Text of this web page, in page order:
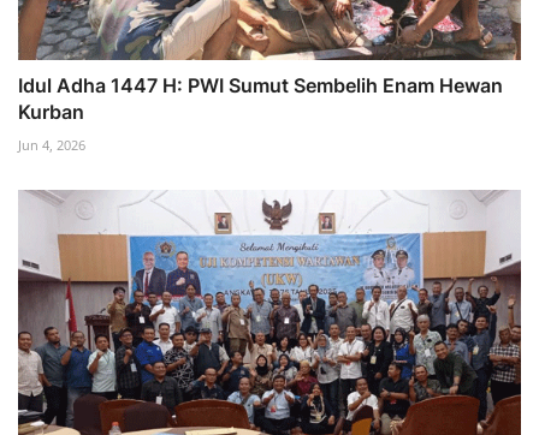
Idul Adha 1447 H: PWI Sumut Sembelih Enam Hewan
Kurban
Jun 4, 2026